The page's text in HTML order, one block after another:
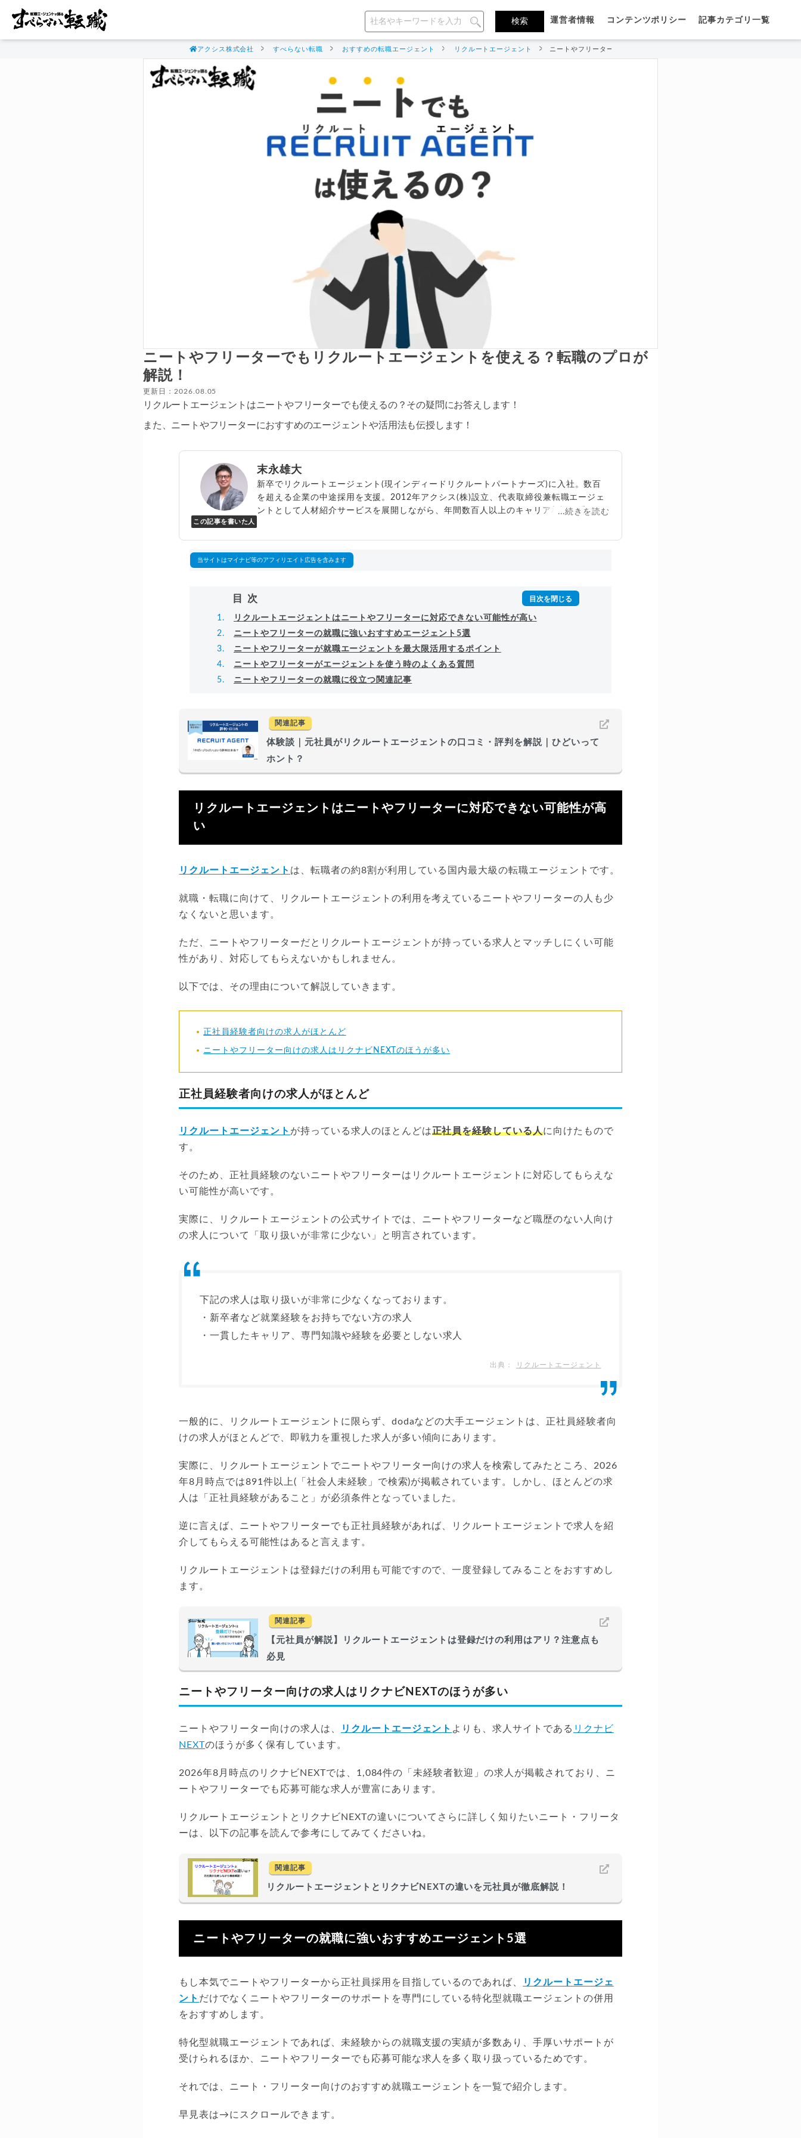
運営者情報 コンテンツポリシー 記事カテゴリ一覧
アクシス株式会社 すべらない転職 おすすめの転職エージェント リクルートエージェント ニートやフリーターでもリクルートエージェントを使える？転職のプロが解説
ニートやフリーターでもリクルートエージェントを使える？転職のプロが
解説！
更新日：2026.08.05
リクルートエージェントはニートやフリーターでも使えるの？その疑問にお答えします！
また、ニートやフリーターにおすすめのエージェントや活用法も伝授します！
この記事を書いた人
末永雄大
新卒でリクルートエージェント(現インディードリクルートパートナーズ)に入社。数百
を超える企業の中途採用を支援。2012年アクシス(株)設立、代表取締役兼転職エージェ
ントとして人材紹介サービスを展開しながら、年間数百人以上のキャリア相談に乗る。
...続きを読む
当サイトはマイナビ等のアフィリエイト広告を含みます
目次
リクルートエージェントはニートやフリーターに対応できない可能性が高い
ニートやフリーターの就職に強いおすすめエージェント5選
ニートやフリーターが就職エージェントを最大限活用するポイント
ニートやフリーターがエージェントを使う時のよくある質問
ニートやフリーターの就職に役立つ関連記事
関連記事
体験談｜元社員がリクルートエージェントの口コミ・評判を解説｜ひどいって
ホント？
リクルートエージェントはニートやフリーターに対応できない可能性が高
い
リクルートエージェント は、転職者の約8割が利用している国内最大級の転職エージェントです。
就職・転職に向けて、リクルートエージェントの利用を考えているニートやフリーターの人も少
なくないと思います。
ただ、ニートやフリーターだとリクルートエージェントが持っている求人とマッチしにくい可能
性があり、対応してもらえないかもしれません。
以下では、その理由について解説していきます。
正社員経験者向けの求人がほとんど
ニートやフリーター向けの求人はリクナビNEXTのほうが多い
正社員経験者向けの求人がほとんど
リクルートエージェント が持っている求人のほとんどは正社員を経験している人に向けたもので
す。
そのため、正社員経験のないニートやフリーターはリクルートエージェントに対応してもらえな
い可能性が高いです。
実際に、リクルートエージェントの公式サイトでは、ニートやフリーターなど職歴のない人向け
の求人について「取り扱いが非常に少ない」と明言されています。
下記の求人は取り扱いが非常に少なくなっております。
・新卒者など就業経験をお持ちでない方の求人
・一貫したキャリア、専門知識や経験を必要としない求人
リクルートエージェント
一般的に、リクルートエージェントに限らず、dodaなどの大手エージェントは、正社員経験者向
けの求人がほとんどで、即戦力を重視した求人が多い傾向にあります。
実際に、リクルートエージェントでニートやフリーター向けの求人を検索してみたところ、2026
年8月時点では891件以上(「社会人未経験」で検索)が掲載されています。しかし、ほとんどの求
人は「正社員経験があること」が必須条件となっていました。
逆に言えば、ニートやフリーターでも正社員経験があれば、リクルートエージェントで求人を紹
介してもらえる可能性はあると言えます。
リクルートエージェントは登録だけの利用も可能ですので、一度登録してみることをおすすめし
ます。
関連記事
【元社員が解説】リクルートエージェントは登録だけの利用はアリ？注意点も
必見
ニートやフリーター向けの求人はリクナビNEXTのほうが多い
ニートやフリーター向けの求人は、 リクルートエージェント よりも、求人サイトである リクナビ
NEXTのほうが多く保有しています。
2026年8月時点のリクナビNEXTでは、1,084件の「未経験者歓迎」の求人が掲載されており、ニ
ートやフリーターでも応募可能な求人が豊富にあります。
リクルートエージェントとリクナビNEXTの違いについてさらに詳しく知りたいニート・フリータ
ーは、以下の記事を読んで参考にしてみてくださいね。
関連記事
リクルートエージェントとリクナビNEXTの違いを元社員が徹底解説！
ニートやフリーターの就職に強いおすすめエージェント5選
もし本気でニートやフリーターから正社員採用を目指しているのであれば、
リクルートエージェ
ント だけでなくニートやフリーターのサポートを専門にしている特化型就職エージェントの併用
をおすすめします。
特化型就職エージェントであれば、未経験からの就職支援の実績が多数あり、手厚いサポートが
受けられるほか、ニートやフリーターでも応募可能な求人を多く取り扱っているためです。
それでは、ニート・フリーター向けのおすすめ就職エージェントを一覧で紹介します。
早見表は→にスクロールできます。